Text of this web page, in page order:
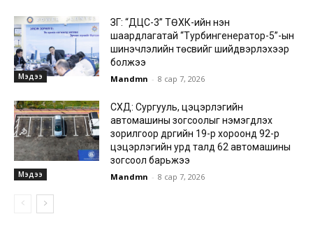
Мэдээ
ЗГ: “ДЦС-3” ТӨХК-ийн нэн
шаардлагатай “Турбингенератор-5”-ын
шинэчлэлийн төсвийг шийдвэрлэхээр
болжээ
Mandmn - 8 сар 7, 2026
Мэдээ
СХД: Сургууль, цэцэрлэгийн
автомашины зогсоолыг нэмэгдүүлэх
зорилгоор дүүргийн 19-р хороонд 92-р
цэцэрлэгийн урд талд 62 автомашины
зогсоол барьжээ
Mandmn - 8 сар 7, 2026